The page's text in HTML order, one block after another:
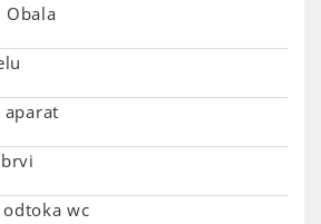
Obala
wc